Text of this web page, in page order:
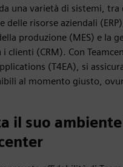
una varietà di sistemi, tra
delle risorse aziendali
produzione (MES) e la
i clienti (CRM). Con
(T4EA), si
al momento giusto,
il suo